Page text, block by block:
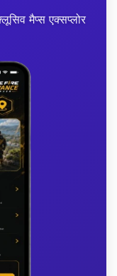
मैप्स एक्सप्लोर